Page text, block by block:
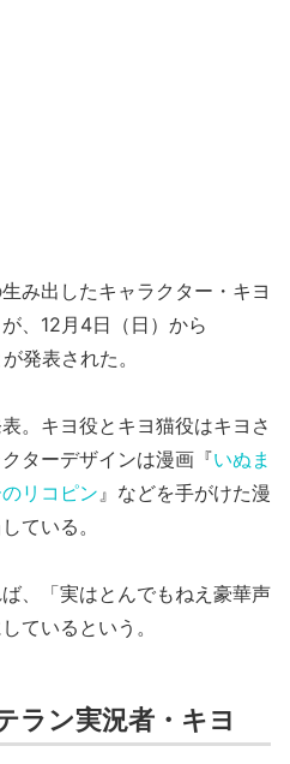
み出したキャラクター・キヨ
が、12月4日（日）から
発表された。
。キヨ役とキヨ猫役はキヨさ
ターデザインは漫画『いぬま
リコピン 』などを手がけた漫
ている。
、「実はとんでもねえ豪華声
ているという。
ラン実況者・キヨ